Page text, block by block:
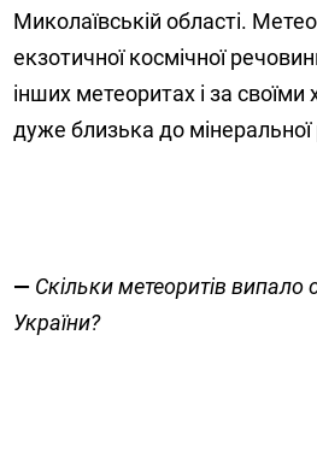
Миколаївській області.
екзотичної космічної
інших метеоритах і за
дуже близька до
— Скільки метеоритів випало
України?